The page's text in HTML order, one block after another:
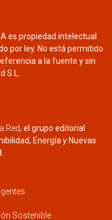
es propiedad intelectual
por ley. No está permitido
a la fuente y sin
S.L.
Red, el grupo editorial
Energía y Nuevas
Sostenible